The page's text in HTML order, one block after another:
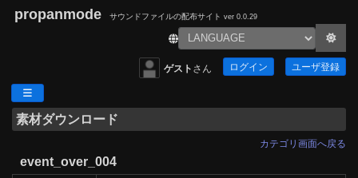
propanmode サウンドファイルの配布サイト ver 0.0.29
ゲスト さん ログイン ユーザ登録
素材ダウンロード
カテゴリ画面へ戻る
event_over_004